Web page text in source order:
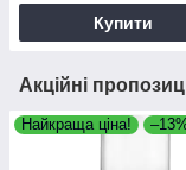
Купити
Акційні
Найкраща ціна!